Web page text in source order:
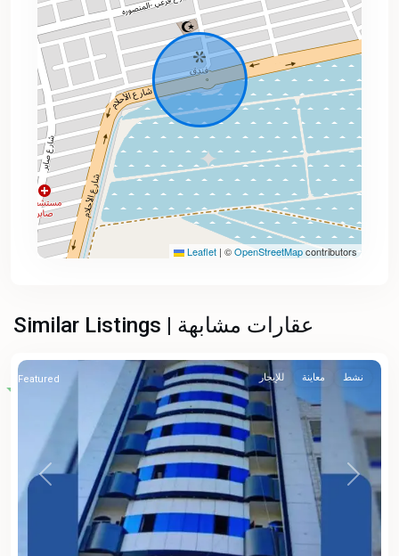
Leaflet | ©OpenStreetMapcontributors
Similar Listings | عقارات مشابهة
Previous Next
للإيجار معاينة نشط Featured